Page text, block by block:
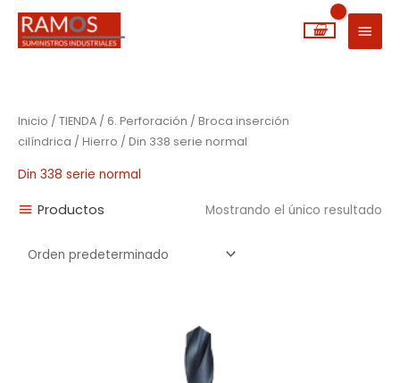
MENÚ
Inicio / TIENDA / 6. Perforación / Broca inserción
cilíndrica / Hierro / Din 338 serie normal
Din 338 serie normal
Productos Mostrando el único resultado